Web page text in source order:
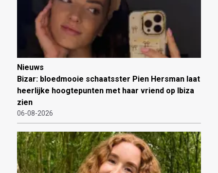
Nieuws
Bizar: bloedmooie schaatsster Pien Hersman laat
heerlijke hoogtepunten met haar vriend op Ibiza
zien
06-08-2026